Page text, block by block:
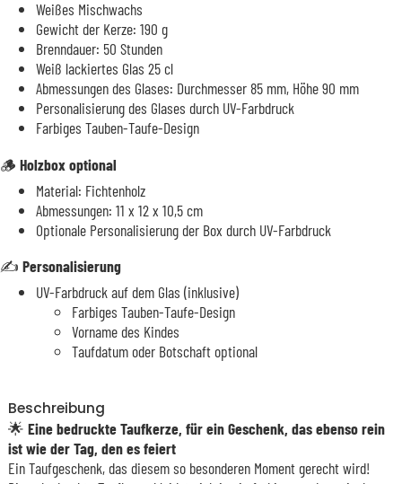
Weißes Mischwachs
Gewicht der Kerze: 190 g
Brenndauer: 50 Stunden
Weiß lackiertes Glas 25 cl
Abmessungen des Glases: Durchmesser 85 mm, Höhe 90 mm
Personalisierung des Glases durch UV-Farbdruck
Farbiges Tauben-Taufe-Design
🪵 Holzbox optional
Material: Fichtenholz
Abmessungen: 11 x 12 x 10,5 cm
Optionale Personalisierung der Box durch UV-Farbdruck
✍️ Personalisierung
UV-Farbdruck auf dem Glas (inklusive)
Farbiges Tauben-Taufe-Design
Vorname des Kindes
Taufdatum oder Botschaft optional
Beschreibung
🌟 Eine bedruckte Taufkerze, für ein Geschenk, das ebenso rein
ist wie der Tag, den es feiert
Ein Taufgeschenk, das diesem so besonderen Moment gerecht wird!